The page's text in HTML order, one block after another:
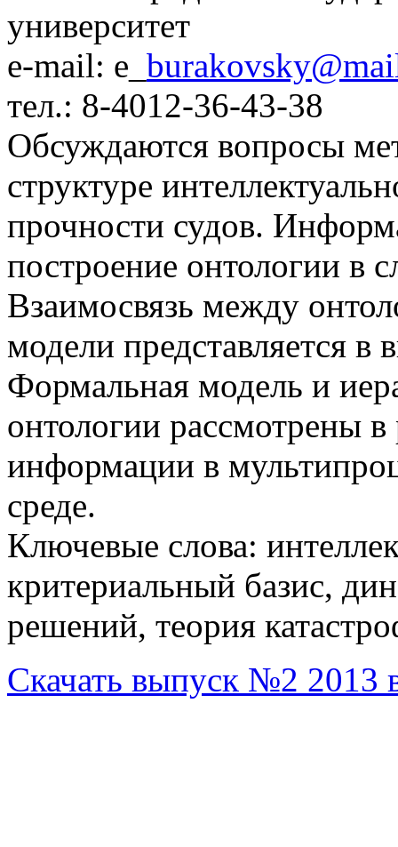
университет
e-mail: e_
тел.: 8-4012-36-43-38
Обсуждаются вопросы
структуре
прочности судов.
построение онтологии в
Взаимосвязь между
модели представляется в
Формальная модель и
онтологии рассмотрены
информации в
среде.
Ключевые слова:
критериальный базис,
решений, теория
Скачать выпуск №2 2013